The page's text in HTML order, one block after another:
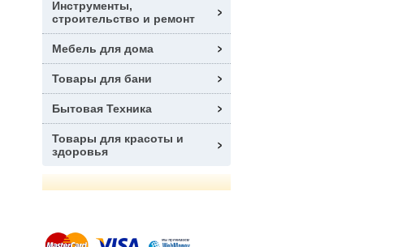
Инструменты,
строительство и ремонт
Мебель для дома
Товары для бани
Бытовая Техника
Товары для красоты и
здоровья